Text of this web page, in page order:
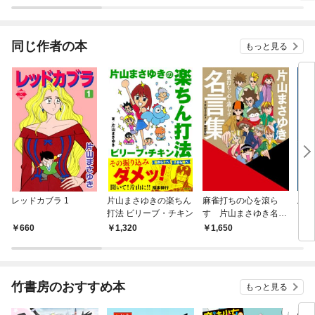
同じ作者の本 もっと見る
レッドカブラ 1
660
片山まさゆきの楽ちん
打法 ビリーブ・チキン
1,320
麻雀打ちの心を滾ら
す 片山まさゆき名言
集1,650
馬
竹書房のおすすめ本 もっと見る